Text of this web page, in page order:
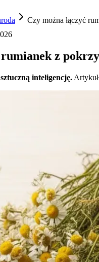
Czy można łączyć
z
inteligencję.